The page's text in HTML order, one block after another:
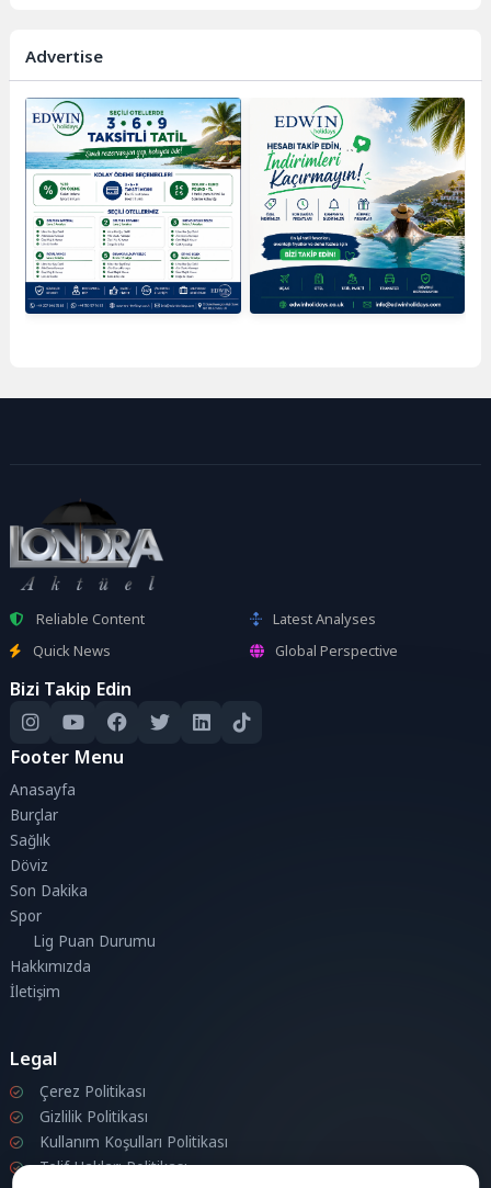
Advertise
Reliable Content
Latest Analyses
Quick News
Global Perspective
Bizi Takip Edin
Footer Menu
Anasayfa
Burçlar
Sağlık
Döviz
Son Dakika
Spor
Lig Puan Durumu
Hakkımızda
İletişim
Legal
Çerez Politikası
Gizlilik Politikası
Kullanım Koşulları Politikası
Telif Hakları Politikası